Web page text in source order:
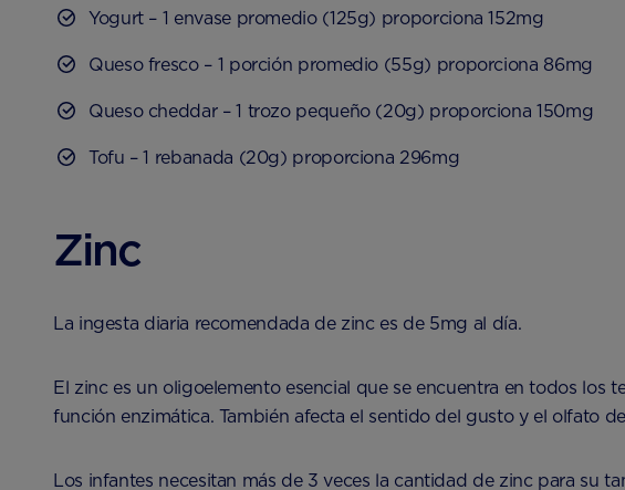
Yogurt – 1 envase promedio (125g) proporciona 152mg
Queso fresco – 1 porción promedio (55g) proporciona 86mg
Queso cheddar – 1 trozo pequeño (20g) proporciona 150mg
Tofu – 1 rebanada (20g) proporciona 296mg
Zinc
La ingesta diaria recomendada de zinc es de 5mg al día.
El zinc es un oligoelemento esencial que se encuentra en todos los
función enzimática. También afecta el sentido del gusto y el olfato
Los infantes necesitan más de 3 veces la cantidad de zinc para su